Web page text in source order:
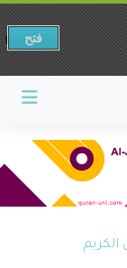
الكريم
فتح